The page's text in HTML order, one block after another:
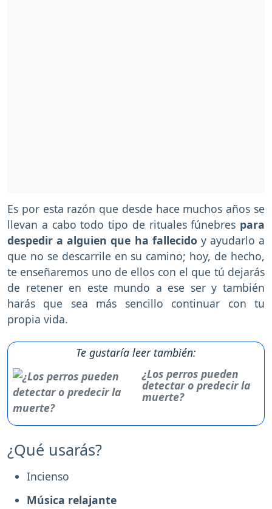
Es por esta razón que desde hace muchos años se
llevan a cabo todo tipo de rituales fúnebres para
despedir a alguien que ha fallecido y ayudarlo a
que no se descarrile en su camino; hoy, de hecho,
te enseñaremos uno de ellos con el que tú dejarás
de retener en este mundo a ese ser y también
harás que sea más sencillo continuar con tu
propia vida.
Te gustaría leer también:
¿Los perros pueden
detectar o predecir la
muerte?
¿Qué usarás?
Incienso
Música relajante